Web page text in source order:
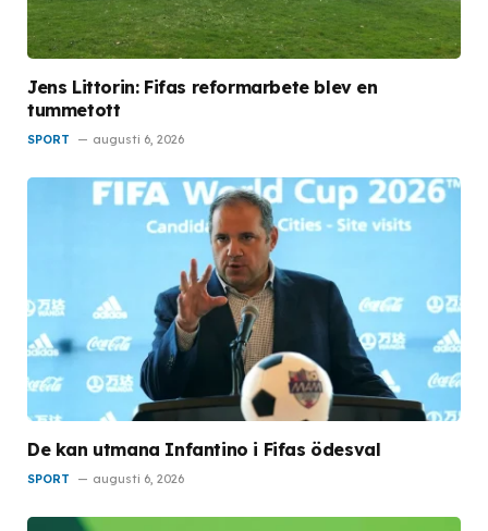
Jens Littorin: Fifas reformarbete blev en
tummetott
SPORT augusti 6, 2026
De kan utmana Infantino i Fifas ödesval
SPORT augusti 6, 2026